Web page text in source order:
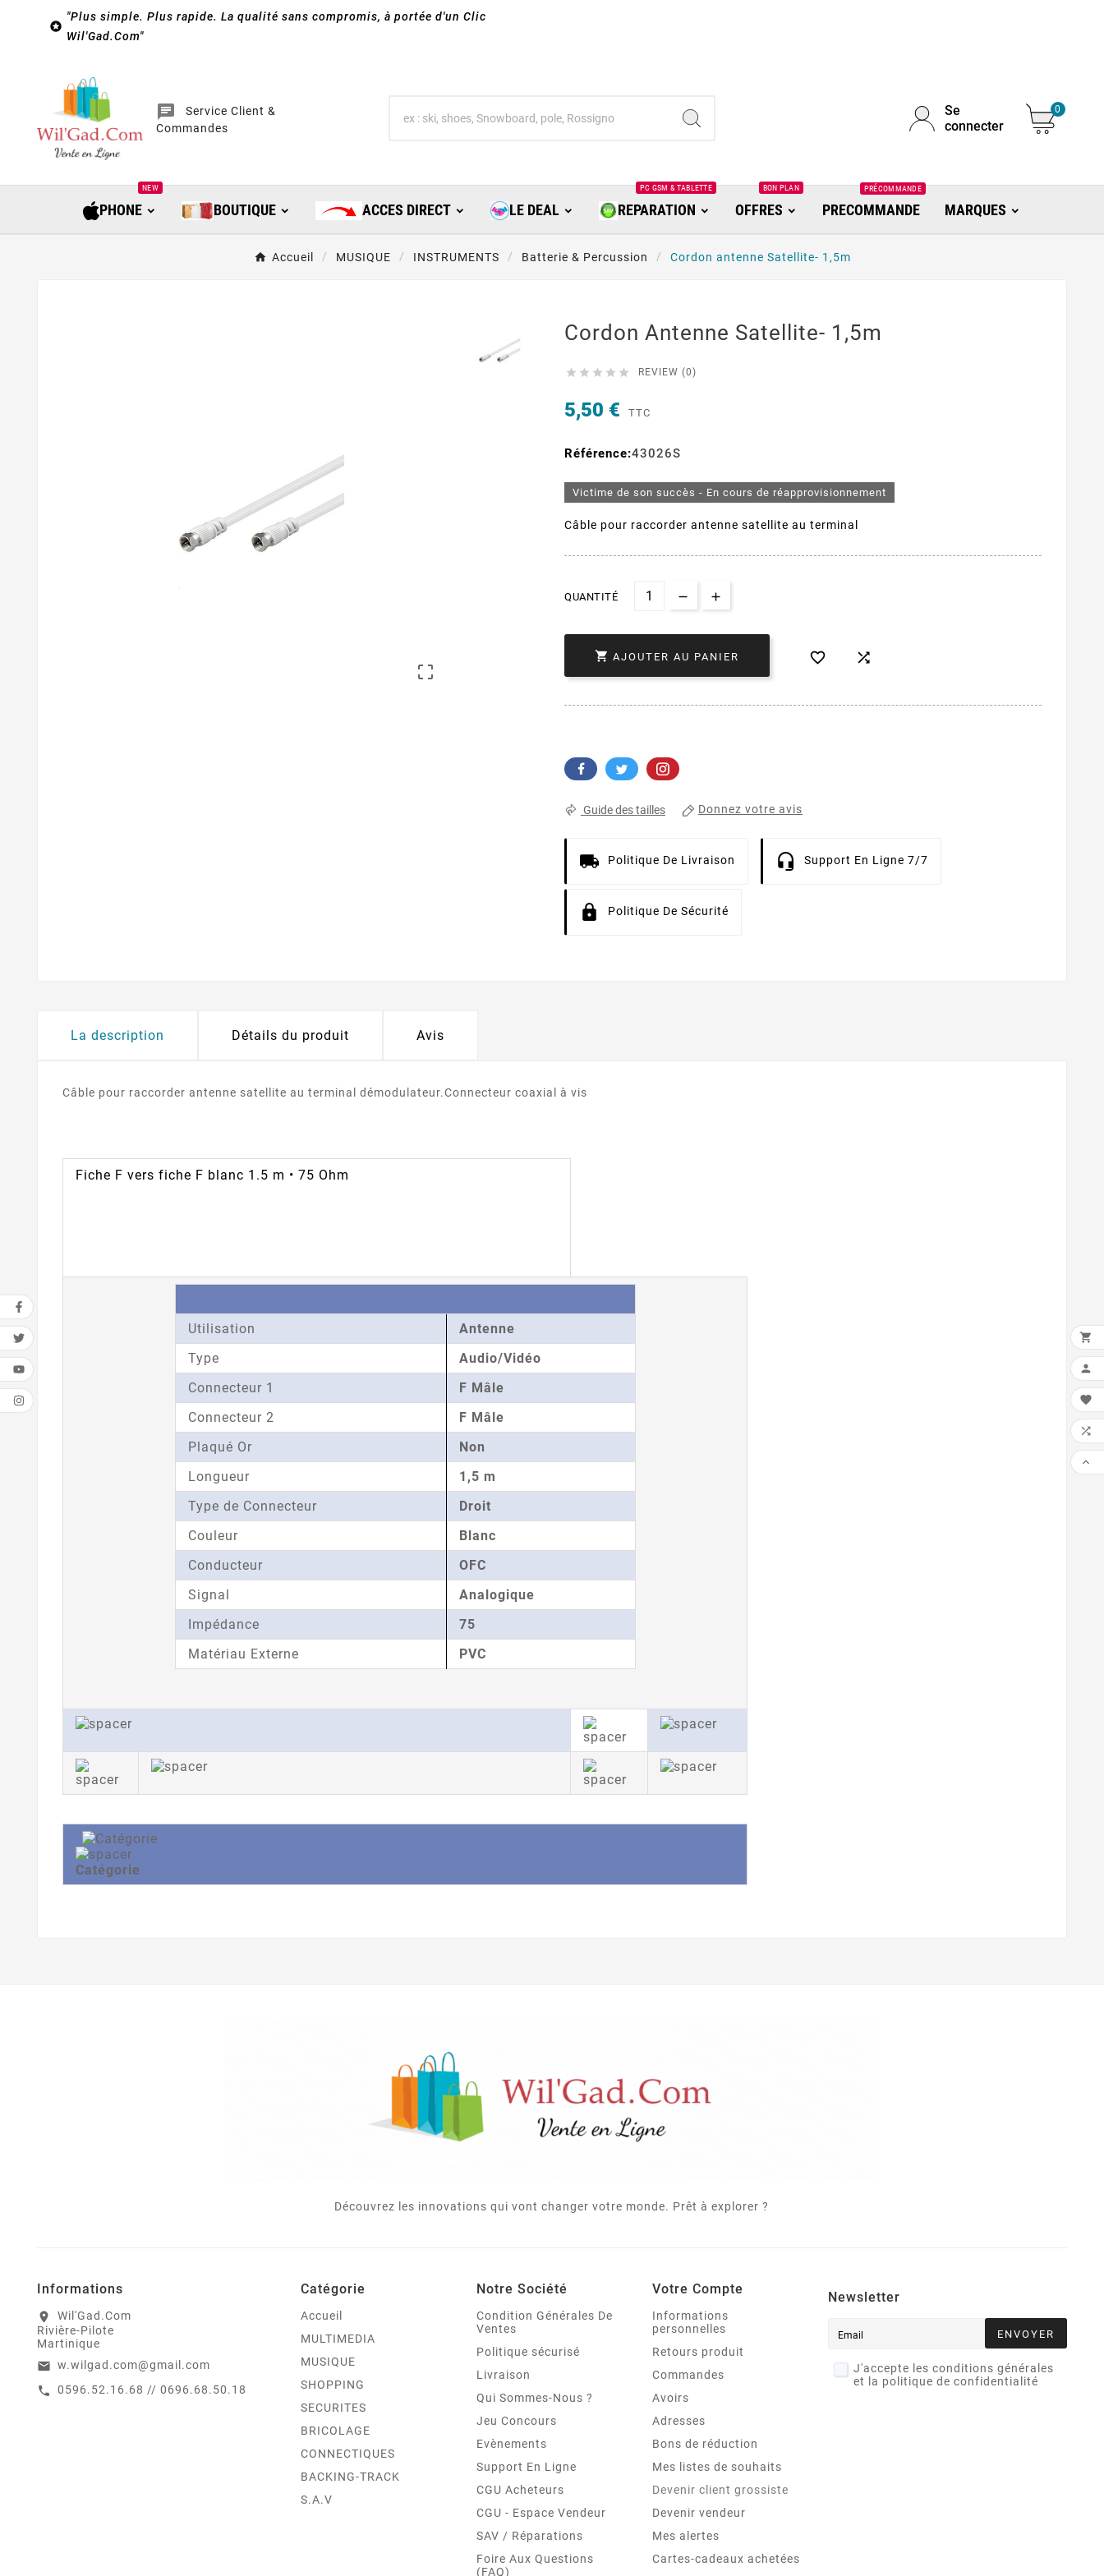

"Plus simple. Plus rapide. La qualité sans compromis, à portée d'un Clic
Wil'Gad.Com"
chat
Service Client &
Commandes
Se
connecter
0
PHONE
NEW
BOUTIQUE ACCES DIRECT LE DEAL REPARATION
PC GSM & TABLETTE
OFFRES
BON PLAN
PRECOMMANDE
PRÉCOMMANDE
MARQUES
Accueil MUSIQUE INSTRUMENTS Batterie & Percussion Cordon antenne Satellite- 1,5m

Cordon Antenne Satellite- 1,5m
     REVIEW (0)
5,50 € TTC
Référence:43026S
Victime de son succès - En cours de réapprovisionnement
Câble pour raccorder antenne satellite au terminal
QUANTITÉ
 AJOUTER AU PANIER  
Guide des tailles Donnez votre avis
Politique De Livraison Support En Ligne 7/7
Politique De Sécurité
La description Détails du produit Avis
Câble pour raccorder antenne satellite au terminal démodulateur.Connecteur coaxial à vis
Fiche F vers fiche F blanc 1.5 m • 75 Ohm
Utilisation
Antenne
Type
Audio/Vidéo
Connecteur 1
F Mâle
Connecteur 2
F Mâle
Plaqué Or
Non
Longueur
1,5 m
Type de Connecteur
Droit
Couleur
Blanc
Conducteur
OFC
Signal
Analogique
Impédance
75
Matériau Externe
PVC
Catégorie
Découvrez les innovations qui vont changer votre monde. Prêt à explorer ?
Informations
location_on
Wil'Gad.Com
Rivière-Pilote
Martinique
email w.wilgad.com@gmail.com
call 0596.52.16.68 // 0696.68.50.18
Catégorie
Accueil
MULTIMEDIA
MUSIQUE
SHOPPING
SECURITES
BRICOLAGE
CONNECTIQUES
BACKING-TRACK
S.A.V
Notre Société
Condition Générales De
Ventes
Politique sécurisé
Livraison
Qui Sommes-Nous ?
Jeu Concours
Evènements
Support En Ligne
CGU Acheteurs
CGU - Espace Vendeur
SAV / Réparations
Foire Aux Questions
(FAQ)
Votre Compte
Informations
personnelles
Retours produit
Commandes
Avoirs
Adresses
Bons de réduction
Mes listes de souhaits
Devenir client grossiste
Devenir vendeur
Mes alertes
Cartes-cadeaux achetées
Newsletter
ENVOYER
J'accepte les conditions générales
et la politique de confidentialité




